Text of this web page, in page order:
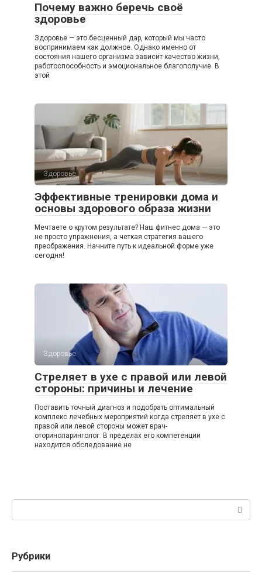
Почему важно беречь своё
здоровье
Здоровье — это бесценный дар, который мы часто
воспринимаем как должное. Однако именно от
состояния нашего организма зависит качество жизни,
работоспособность и эмоциональное благополучие. В
этой
Здоровье
Эффективные тренировки дома и
основы здорового образа жизни
Мечтаете о крутом результате? Наш фитнес дома — это
не просто упражнения, а четкая стратегия вашего
преображения. Начните путь к идеальной форме уже
сегодня!
Здоровье
Стреляет в ухе с правой или левой
стороны: причины и лечение
Поставить точный диагноз и подобрать оптимальный
комплекс лечебных мероприятий когда стреляет в ухе с
правой или левой стороны может врач-
оториноларинголог. В пределах его компетенции
находится обследование не
Рубрики